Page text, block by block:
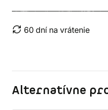
60 dní na vrátenie
Alternatívne